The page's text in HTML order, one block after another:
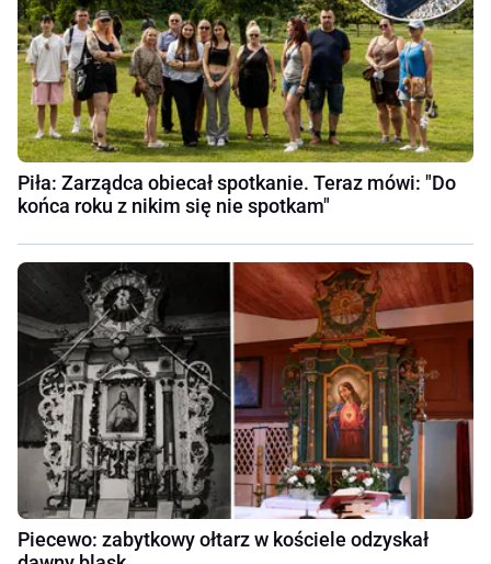
Piła: Zarządca obiecał spotkanie. Teraz mówi: "Do
końca roku z nikim się nie spotkam"
Piecewo: zabytkowy ołtarz w kościele odzyskał